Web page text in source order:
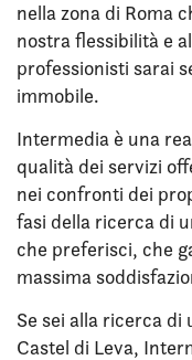
nella zona di Roma
nostra flessibilità e
professionisti sarai
immobile.
Intermedia è una
qualità dei servizi
nei confronti dei
fasi della ricerca di
che preferisci, che
massima
Se sei alla ricerca
Castel di Leva,